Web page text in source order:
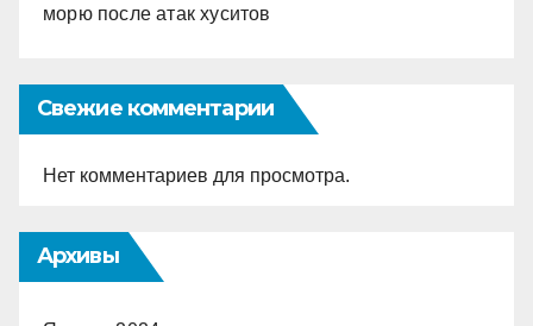
морю после атак хуситов
Свежие комментарии
Нет комментариев для просмотра.
Архивы